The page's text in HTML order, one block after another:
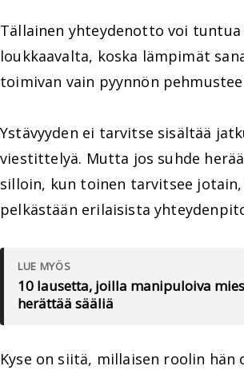
Tällainen yhteydenotto voi
loukkaavalta, koska lämpimät
toimivan vain pyynnön
Ystävyyden ei tarvitse sisältää
viestittelyä. Mutta jos suhde
silloin, kun toinen tarvitsee jotain,
pelkästään erilaisista
LUE MYÖS
10 lausetta, joilla manipuloiva
herättää sääliä
Kyse on siitä, millaisen roolin hän